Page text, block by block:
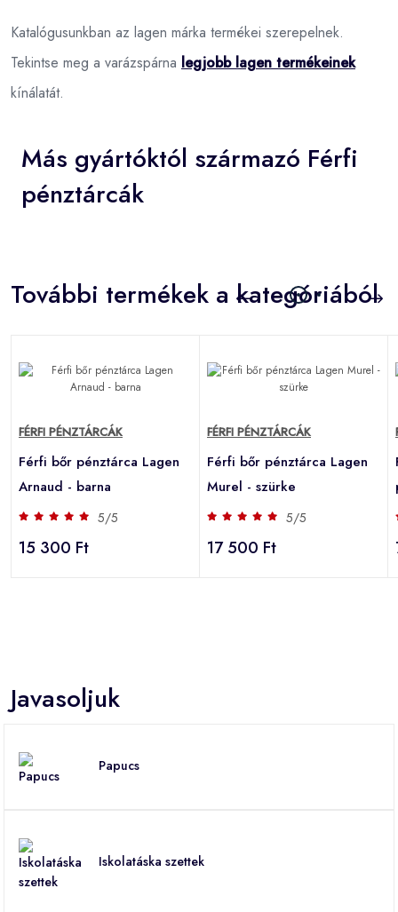
Katalógusunkban az lagen márka termékei szerepelnek.
Tekintse meg a varázspárna legjobb lagen termékeinek
kínálatát.
Más gyártóktól származó Férfi
pénztárcák
További termékek a kategóriából
FÉRFI PÉNZTÁRCÁK
Férfi bőr pénztárca Lagen
Arnaud - barna
5/5
15 300 Ft
FÉRFI PÉNZTÁRCÁK
Férfi bőr pénztárca Lagen
Murel - szürke
5/5
17 500 Ft
Javasoljuk
Papucs
Iskolatáska szettek